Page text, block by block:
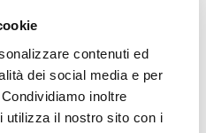
contenuti ed
dei social media e per
inoltre
utilizza il nostro sito con i
di più